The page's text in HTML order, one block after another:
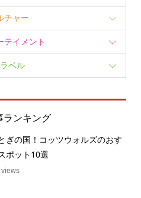
チャー
テイメント
ラベル
ランキング
ぎの国！コッツウォルズのおす
ポット10選